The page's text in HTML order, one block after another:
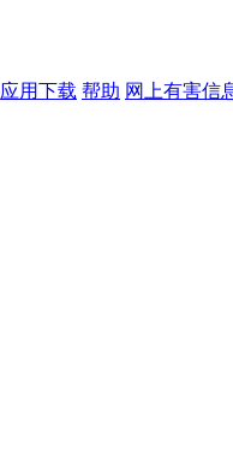
应用下载 帮助 网上有害信